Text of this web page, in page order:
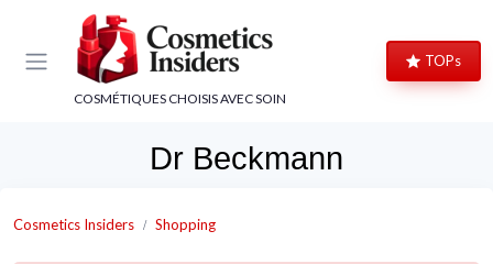
COSMÉTIQUES CHOISIS AVEC SOIN
TOPs
Dr Beckmann
Cosmetics Insiders Shopping
Panneau de gestion des cookies